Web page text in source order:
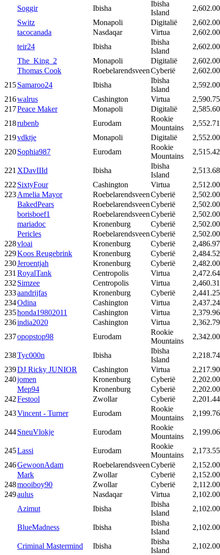
Soggir Ibisha
Ibisha
Island
2,602.00
Switz
Monapoli Digitalië
2,602.00
tacocanada
Nasdaqar Virtua
2,602.00
teir24
Ibisha
Ibisha
Island
2,602.00
The_King_2
Monapoli Digitalië
2,602.00
Thomas Cook
RoebelarendsveenCyberië
2,602.00
215Samaroo24 Ibisha
Ibisha
Island
2,592.00
216walrus Cashington Virtua
2,590.75
217Peace Maker Monapoli Digitalië
2,585.60
218rubenb Eurodam
Rookie
Mountains
2,552.71
219vdktje Monapoli Digitalië
2,552.00
220Sophia987 Eurodam
Rookie
Mountains
2,515.42
221 XDavIIId Ibisha
Ibisha
Island
2,513.68
222 SixtyFour Cashington Virtua
2,512.00
223Amelia Mayor RoebelarendsveenCyberië
2,502.00
BakedPears
RoebelarendsveenCyberië
2,502.00
borisboef1
RoebelarendsveenCyberië
2,502.00
mariadoc
Kronenburg Cyberië
2,502.00
Pericles
RoebelarendsveenCyberië
2,502.00
228vloai Kronenburg Cyberië
2,486.97
229Koos Reugebrink Kronenburg Cyberië
2,484.52
230Jeroentjah Kronenburg Cyberië
2,482.00
231 RoyalTank Centropolis Virtua
2,472.64
232 Simzee Centropolis Virtua
2,460.31
233aandrijfas Kronenburg Cyberië
2,441.25
234Odina Cashington Virtua
2,437.24
235honda19802011 Cashington Virtua
2,379.96
236india2020 Cashington Virtua
2,362.79
237opopstop98 Eurodam
Rookie
Mountains
2,342.00
238Tyc000n Ibisha
Ibisha
Island
2,218.74
239DJ Ricky JUNIOR Cashington Virtua
2,217.90
240jomen Kronenburg Cyberië
2,202.00
Mep94
Kronenburg Cyberië
2,202.00
242Festool Zwollar Cyberië
2,201.44
243Vincent - Turner Eurodam
Rookie
Mountains
2,199.76
244SneuVlokje Eurodam
Rookie
Mountains
2,199.06
245Lassi Eurodam
Rookie
Mountains
2,173.55
246GewoonAdam RoebelarendsveenCyberië
2,152.00
Mark
Zwollar Cyberië
2,152.00
248mooiboy90 Zwollar Cyberië
2,112.00
249aulus Nasdaqar Virtua
2,102.00
Azimut
Ibisha
Ibisha
Island
2,102.00
BlueMadness Ibisha
Ibisha
Island
2,102.00
Criminal Mastermind Ibisha
Ibisha
Island
2,102.00